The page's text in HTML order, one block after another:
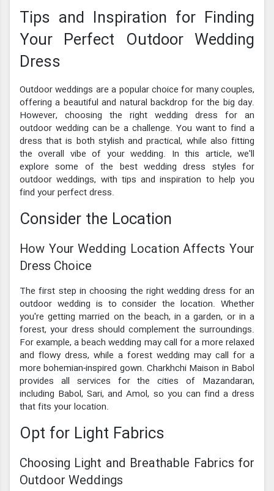
Tips and Inspiration for Finding
Your Perfect Outdoor Wedding
Dress
Outdoor weddings are a popular choice for many couples,
offering a beautiful and natural backdrop for the big day.
However, choosing the right wedding dress for an
outdoor wedding can be a challenge. You want to find a
dress that is both stylish and practical, while also fitting
the overall vibe of your wedding. In this article, we'll
explore some of the best wedding dress styles for
outdoor weddings, with tips and inspiration to help you
find your perfect dress.
Consider the Location
How Your Wedding Location Affects Your
Dress Choice
The first step in choosing the right wedding dress for an
outdoor wedding is to consider the location. Whether
you're getting married on the beach, in a garden, or in a
forest, your dress should complement the surroundings.
For example, a beach wedding may call for a more relaxed
and flowy dress, while a forest wedding may call for a
more bohemian-inspired gown. Charkhchi Maison in Babol
provides all services for the cities of Mazandaran,
including Babol, Sari, and Amol, so you can find a dress
that fits your location.
Opt for Light Fabrics
Choosing Light and Breathable Fabrics for
Outdoor Weddings